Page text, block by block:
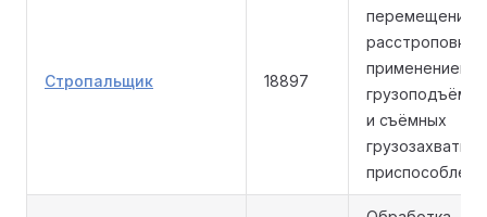
Стропальщик 18897
перемещение,
расстроповка
применением
и съёмных
грузозахватных